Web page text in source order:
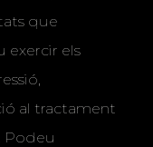
que
exercir els
al tractament
Podeu